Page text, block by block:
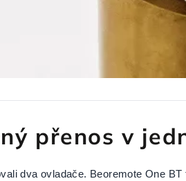
přenos v
dva ovladače. Beoremote One